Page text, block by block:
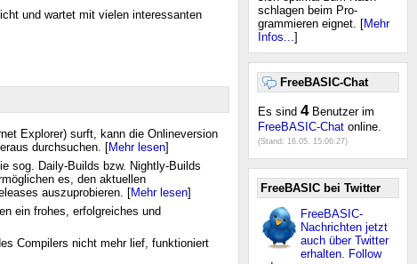
schlagen beim Pro-
grammieren eignet. [Mehr
Infos...]
FreeBASIC-Chat
Es sind 4Benutzer im
FreeBASIC-Chat online.
(Stand: 16.05. 15:06:27)
FreeBASIC bei Twitter
FreeBASIC-
Nachrichten jetzt
auch über Twitter
erhalten. Follow
und wartet mit vielen interessanten
Explorer) surft, kann die Onlineversion
durchsuchen. [Mehr lesen]
sog. Daily-Builds bzw. Nightly-Builds
es, den aktuellen
auszuprobieren. [Mehr lesen]
ein frohes, erfolgreiches und
Compilers nicht mehr lief, funktioniert